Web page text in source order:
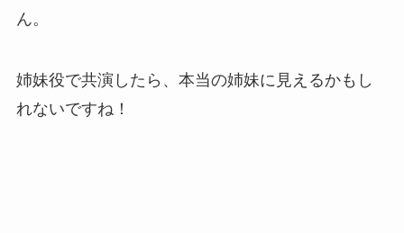
ん。
姉妹役で共演したら、本当の姉妹に見えるかもし
れないですね！